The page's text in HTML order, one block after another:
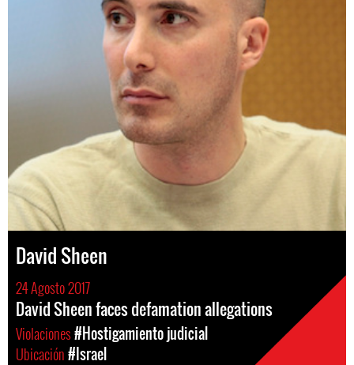
David Sheen
24 Agosto 2017
David Sheen faces defamation allegations
Violaciones#Hostigamiento judicial
Ubicación#Israel